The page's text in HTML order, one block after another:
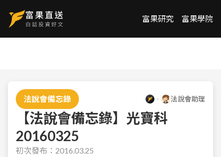
富果研究 富果學院
法說會備忘錄 法說會助理
【法說會備忘錄】光寶科
20160325
初次發布： 2016.03.25